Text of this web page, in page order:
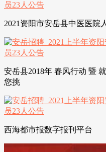
2021资阳市安岳县中医医院
安岳县2018年 春风行动 暨
您挑
西海都市报数字报刊平台